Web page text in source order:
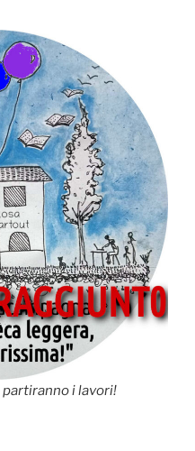
i lavori!